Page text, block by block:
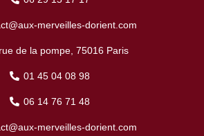
merveilles-dorient.com
de la pompe, 75016 Paris
01 45 04 08 98
06 14 76 71 48
merveilles-dorient.com